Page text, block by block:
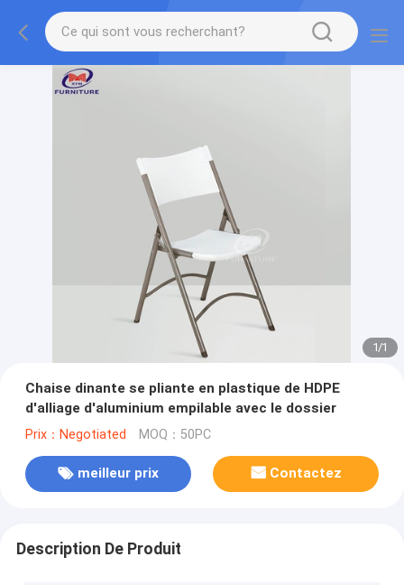
1/1
Chaise dinante se pliante en plastique de HDPE
d'alliage d'aluminium empilable avec le dossier
Prix：Negotiated MOQ：50PC
meilleur prix Contactez
Description De Produit